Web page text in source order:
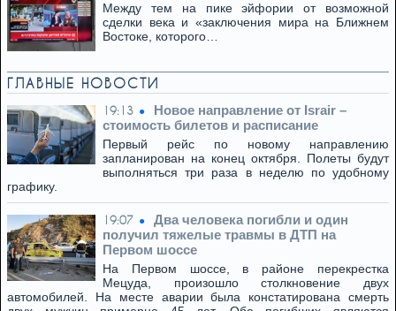
Между тем на пике эйфории от возможной
сделки века и «заключения мира на Ближнем
Востоке, которого…
ГЛАВНЫЕ НОВОСТИ
19:13
Новое направление от Israir –
стоимость билетов и расписание
Первый рейс по новому направлению
запланирован на конец октября. Полеты будут
выполняться три раза в неделю по удобному
графику.
19:07
Два человека погибли и один
получил тяжелые травмы в ДТП на
Первом шоссе
На Первом шоссе, в районе перекрестка
Мецуда, произошло столкновение двух
автомобилей. На месте аварии была констатирована смерть